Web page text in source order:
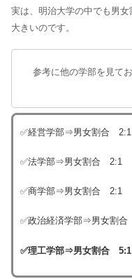
実は、明治大学の中でも男
大きいのです。
参考に他の学部を見て
✅経営学部⇒男女割合 2:1
✅法学部⇒男女割合 2:1
✅商学部⇒男女割合 2:1
✅政治経済学部⇒男女割
✅理工学部⇒男女割合 5:1